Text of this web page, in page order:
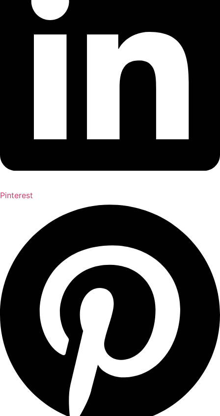
Pinterest